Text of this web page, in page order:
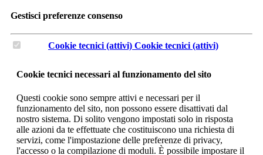
Gestisci preferenze consenso
Cookie tecnici (attivi) Cookie tecnici (attivi)
Cookie tecnici necessari al funzionamento del sito
Questi cookie sono sempre attivi e necessari per il
funzionamento del sito, non possono essere disattivati dal
nostro sistema. Di solito vengono impostati solo in risposta
alle azioni da te effettuate che costituiscono una richiesta di
servizi, come l'impostazione delle preferenze di privacy,
l'accesso o la compilazione di moduli. È possibile impostare il